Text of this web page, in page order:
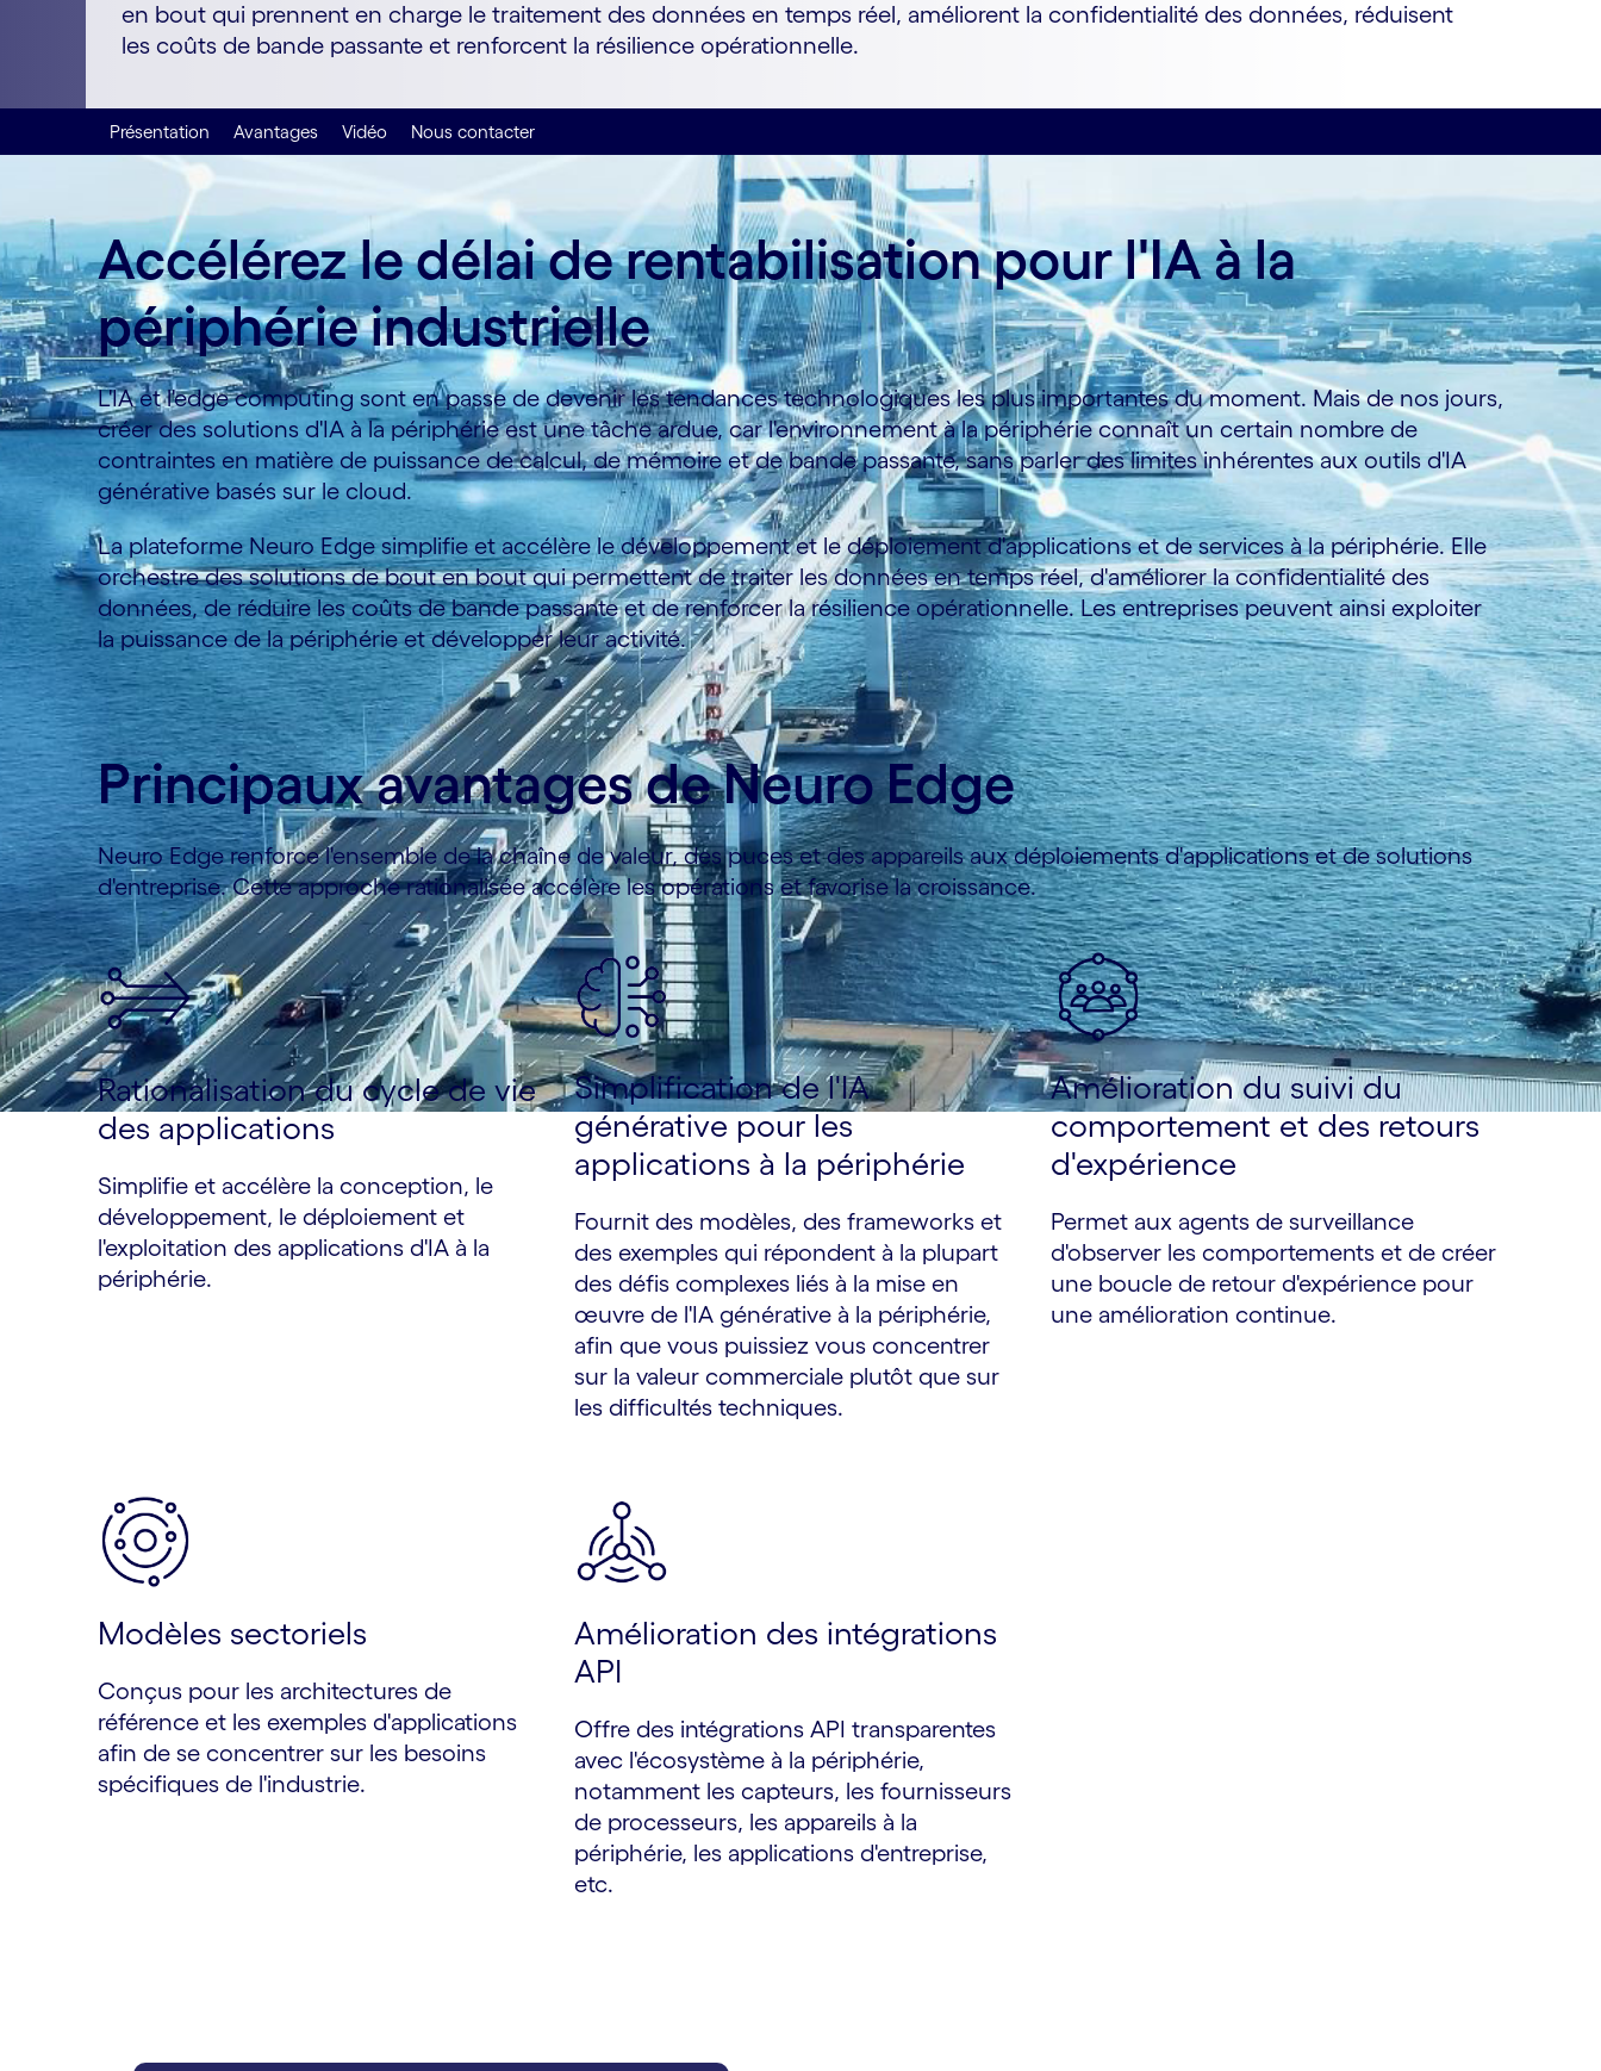
en bout qui prennent en charge le traitement des données en temps réel, améliorent la confidentialité des données, réduisent
les coûts de bande passante et renforcent la résilience opérationnelle.
Présentation Avantages Vidéo Nous contacter
Accélérez le délai de rentabilisation pour l'IA à la
périphérie industrielle
L'IA et l'edge computing sont en passe de devenir les tendances technologiques les plus importantes du moment. Mais de nos jours,
créer des solutions d'IA à la périphérie est une tâche ardue, car l'environnement à la périphérie connaît un certain nombre de
contraintes en matière de puissance de calcul, de mémoire et de bande passante, sans parler des limites inhérentes aux outils d'IA
générative basés sur le cloud.
La plateforme Neuro Edge simplifie et accélère le développement et le déploiement d'applications et de services à la périphérie. Elle
orchestre des solutions de bout en bout qui permettent de traiter les données en temps réel, d'améliorer la confidentialité des
données, de réduire les coûts de bande passante et de renforcer la résilience opérationnelle. Les entreprises peuvent ainsi exploiter
la puissance de la périphérie et développer leur activité.
Principaux avantages de Neuro Edge
Neuro Edge renforce l'ensemble de la chaîne de valeur, des puces et des appareils aux déploiements d'applications et de solutions
d'entreprise. Cette approche rationalisée accélère les opérations et favorise la croissance.
Rationalisation du cycle de vie
des applications
Simplifie et accélère la conception, le
développement, le déploiement et
l'exploitation des applications d'IA à la
périphérie.
Simplification de l'IA
générative pour les
applications à la périphérie
Fournit des modèles, des frameworks et
des exemples qui répondent à la plupart
des défis complexes liés à la mise en
œuvre de l'IA générative à la périphérie,
afin que vous puissiez vous concentrer
sur la valeur commerciale plutôt que sur
les difficultés techniques.
Amélioration du suivi du
comportement et des retours
d'expérience
Permet aux agents de surveillance
d'observer les comportements et de créer
une boucle de retour d'expérience pour
une amélioration continue.
Modèles sectoriels
Conçus pour les architectures de
référence et les exemples d'applications
afin de se concentrer sur les besoins
spécifiques de l'industrie.
Amélioration des intégrations
API
Offre des intégrations API transparentes
avec l'écosystème à la périphérie,
notamment les capteurs, les fournisseurs
de processeurs, les appareils à la
périphérie, les applications d'entreprise,
etc.